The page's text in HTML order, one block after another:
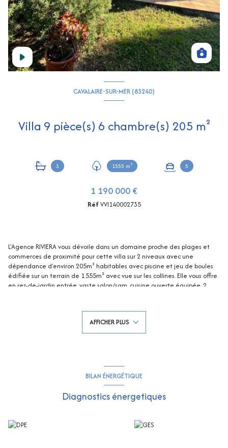
CAVALAIRE-SUR-MER (83240)
Villa 9 pièce(s) 6 chambre(s) 205 m²
3 1555 m² 5
1 190 000 €
RéfVVI140002735
L'Agence RIVIERA vous dévoile dans un domaine proche des plages et
commerces de proximité pour cette villa sur 2 niveaux avec une
dépendance d'environ 205m² habitables avec piscine et jeu de boules
édifiée sur un terrain de 1.555m² avec vue sur les collines. Elle vous offre
en rez-de-jardin entrée, vaste salon/sam, cuisine ouverte équipée, 2
avec balcon, salle de bains/douche et wc séparé. En dépendance un T2
de 32 m² habitables et composé salon/sam, cuisine ouverte, chambre et
salle de douche avec wc. Cave. Parkings extérieurs. 2 Portails
disponibles sur le site Géorisques : georisques.gouv.fr
AFFICHER PLUS
BILAN ÉNERGÉTIQUE
Diagnostics énergetiques